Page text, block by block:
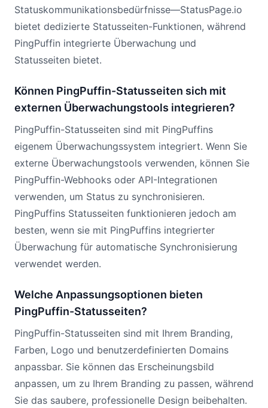
Statuskommunikationsbedürfnisse—StatusPage.io
bietet dedizierte Statusseiten-Funktionen, während
PingPuffin integrierte Überwachung und
Statusseiten bietet.
Können PingPuffin-Statusseiten sich mit
externen Überwachungstools integrieren?
PingPuffin-Statusseiten sind mit PingPuffins
eigenem Überwachungssystem integriert. Wenn Sie
externe Überwachungstools verwenden, können Sie
PingPuffin-Webhooks oder API-Integrationen
verwenden, um Status zu synchronisieren.
PingPuffins Statusseiten funktionieren jedoch am
besten, wenn sie mit PingPuffins integrierter
Überwachung für automatische Synchronisierung
verwendet werden.
Welche Anpassungsoptionen bieten
PingPuffin-Statusseiten?
PingPuffin-Statusseiten sind mit Ihrem Branding,
Farben, Logo und benutzerdefinierten Domains
anpassbar. Sie können das Erscheinungsbild
anpassen, um zu Ihrem Branding zu passen, während
Sie das saubere, professionelle Design beibehalten.